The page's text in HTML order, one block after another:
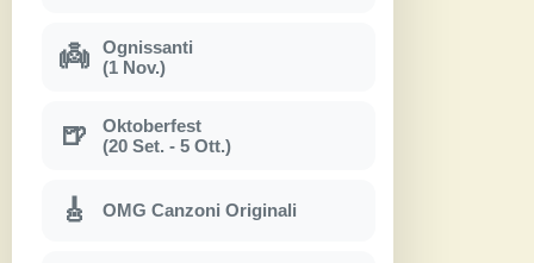
👼
Ognissanti
(1 Nov.)
🍺
Oktoberfest
(20 Set. - 5 Ott.)
🎸 OMG Canzoni Originali